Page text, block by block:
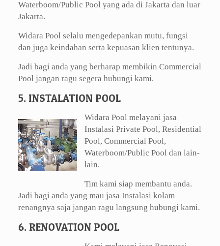
Waterboom/Public Pool yang ada di Jakarta dan luar
Jakarta.
Widara Pool selalu mengedepankan mutu, fungsi
dan juga keindahan serta kepuasan klien tentunya.
Jadi bagi anda yang berharap membikin Commercial
Pool jangan ragu segera hubungi kami.
5. INSTALATION POOL
Widara Pool melayani jasa
Instalasi Private Pool, Residential
Pool, Commercial Pool,
Waterboom/Public Pool dan lain-
lain.
Tim kami siap membantu anda.
Jadi bagi anda yang mau jasa Instalasi kolam
renangnya saja jangan ragu langsung hubungi kami.
6. RENOVATION POOL